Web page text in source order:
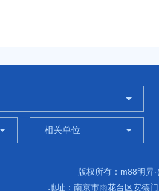
相关单位
版权所有：m88明昇
地址：南京市雨花台区安德